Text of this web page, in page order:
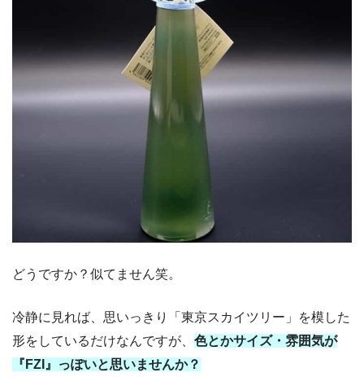
どうですか？似てません笑。
冷静に見れば、思いっきり「東京スカイツリー」を模した
形をしているだけなんですが、 色とかサイズ・雰囲気が
『 FZI 』っぽいと思いませんか？